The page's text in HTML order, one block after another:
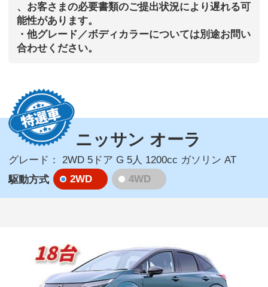
、お客さまの必要書類のご提出状況により遅れる可
能性があります。
・他グレード／ボディカラーについては別途お問い
合わせください。
ニッサン オーラ
グレード： 2WD 5ドア G 5人 1200cc ガソリン AT
駆動方式
2WD 4WD